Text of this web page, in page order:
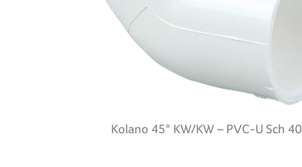
Kolano 45° KW/KW – PVC-U Sch 40